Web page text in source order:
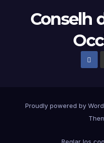
Conselh
Proudly powered by